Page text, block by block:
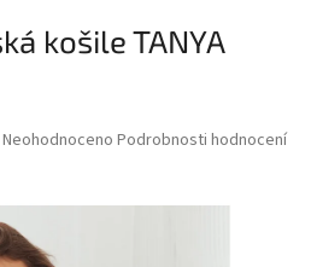
košile TANYA
Průměrné
je
0,0
z
Neohodnoceno Podrobnosti hodnocení